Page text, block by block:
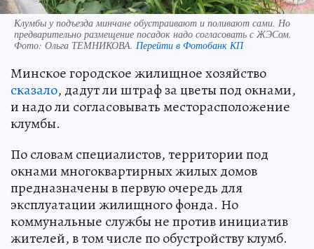
Клумбы у подъезда минчане обустраивают и поливают сами. Но
предварительно размещение посадок надо согласовать с ЖЭСом.
Фото: Ольга ТЕМНИКОВА. Перейти в Фотобанк КП
Минское городское жилищное хозяйство
сказало, дадут ли штраф за цветы под окнами,
и надо ли согласовывать месторасположение
клумбы.
По словам специалистов, территории под
окнами многоквартирных жилых домов
предназначены в первую очередь для
эксплуатации жилищного фонда. Но
коммунальные службы не против инициатив
жителей, в том числе по обустройству клумб.